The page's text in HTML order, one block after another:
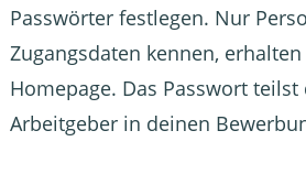
Passwörter festlegen. Nur
Zugangsdaten kennen,
Homepage. Das Passwort teilst
Arbeitgeber in deinen